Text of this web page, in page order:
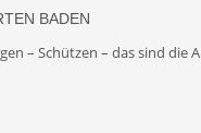
BADEN
– Schützen – das sind die